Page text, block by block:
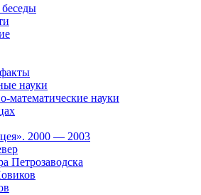
науки
математические науки
2000 — 2003
Петрозаводска